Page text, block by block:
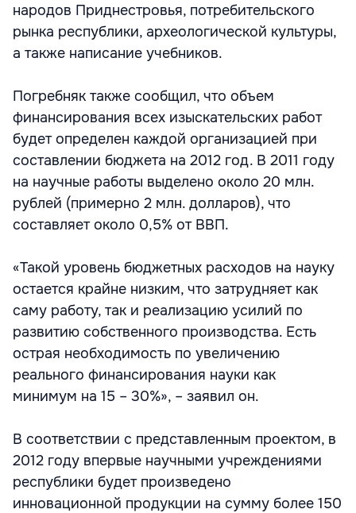
народов Приднестровья, потребительского
рынка республики, археологической культуры,
а также написание учебников.
Погребняк также сообщил, что объем
финансирования всех изыскательских работ
будет определен каждой организацией при
составлении бюджета на 2012 год. В 2011 году
на научные работы выделено около 20 млн.
рублей (примерно 2 млн. долларов), что
составляет около 0,5% от ВВП.
«Такой уровень бюджетных расходов на науку
остается крайне низким, что затрудняет как
саму работу, так и реализацию усилий по
развитию собственного производства. Есть
острая необходимость по увеличению
реального финансирования науки как
минимум на 15 – 30%», – заявил он.
В соответствии с представленным проектом, в
2012 году впервые научными учреждениями
республики будет произведено
инновационной продукции на сумму более 150